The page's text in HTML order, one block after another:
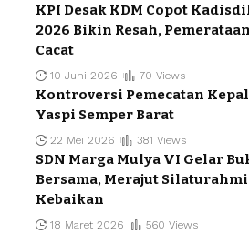
KPI Desak KDM Copot
2026 Bikin Resah,
Cacat
10 Juni 2026 70 Views
Kontroversi Pemecatan
Yaspi Semper Barat
22 Mei 2026 381 Views
SDN Marga Mulya VI Gelar
Bersama, Merajut
Kebaikan
18 Maret 2026 560 Views